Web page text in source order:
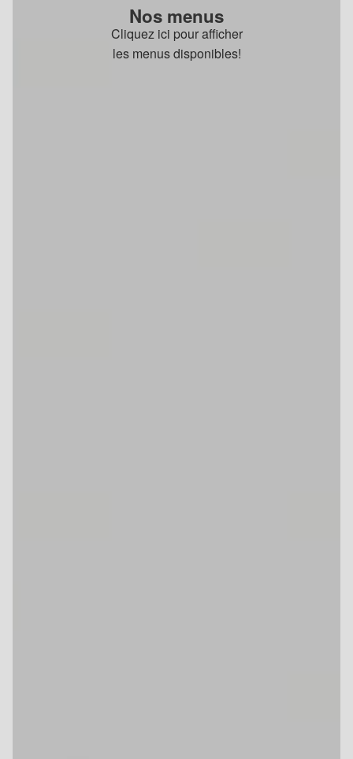
Nos menus
Cliquez ici pour afficher
les menus disponibles!